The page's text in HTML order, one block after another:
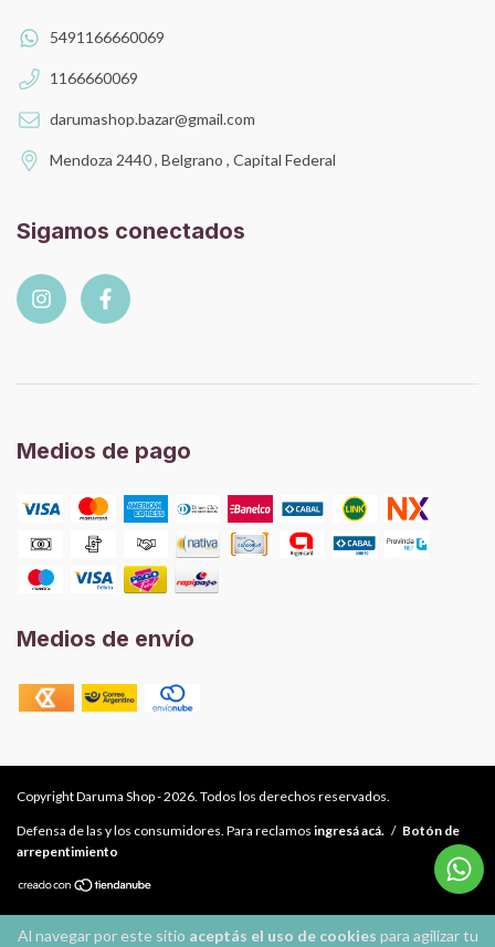
Al navegar por este sitio aceptás el uso de cookies para agilizar tu
5491166660069
1166660069
darumashop.bazar@gmail.com
Mendoza 2440 , Belgrano , Capital Federal
Sigamos conectados
Medios de pago
Medios de envío
Copyright Daruma Shop - 2026. Todos los derechos reservados.
Defensa de las y los consumidores. Para reclamos ingresá acá. / Botón de
arrepentimiento